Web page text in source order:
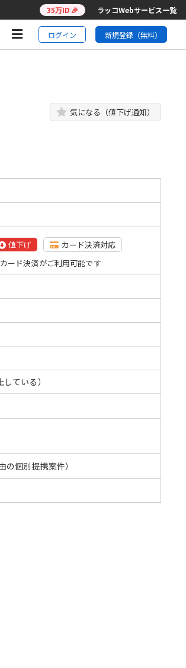
35万ID 🎉 ラッコWebサービス一覧
ログイン 新規登録（無料）
気になる（値下げ通知）
値下げ
カード決済対応
ード決済がご利用可能です
ている）
の個別提携案件）